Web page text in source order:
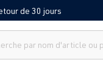
de 30 jours